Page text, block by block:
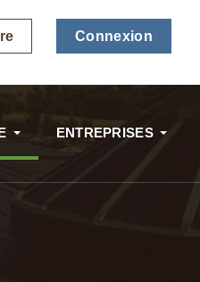
Connexion
ENTREPRISES